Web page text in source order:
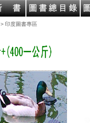
> 印度圖書專區